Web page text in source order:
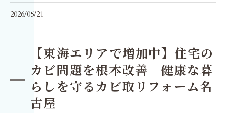
2026/05/21
【東海エリアで増加中】住宅の
カビ問題を根本改善｜健康な暮
らしを守るカビ取リフォーム名
古屋